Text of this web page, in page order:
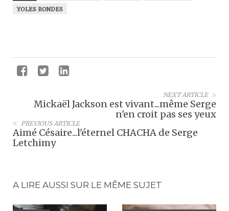
YOLES RONDES
NEXT ARTICLE
Mickaël Jackson est vivant...même Serge
n'en croit pas ses yeux
PREVIOUS ARTICLE
Aimé Césaire...l'éternel CHACHA de Serge
Letchimy
A LIRE AUSSI SUR LE MÊME SUJET